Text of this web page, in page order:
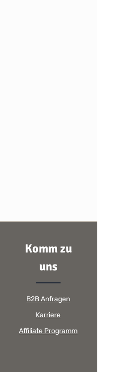
Komm zu
uns
B2B Anfragen
Karriere
Affiliate Programm